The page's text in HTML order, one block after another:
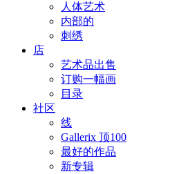
人体艺术
内部的
刺绣
店
艺术品出售
订购一幅画
目录
社区
线
Gallerix 顶100
最好的作品
新专辑